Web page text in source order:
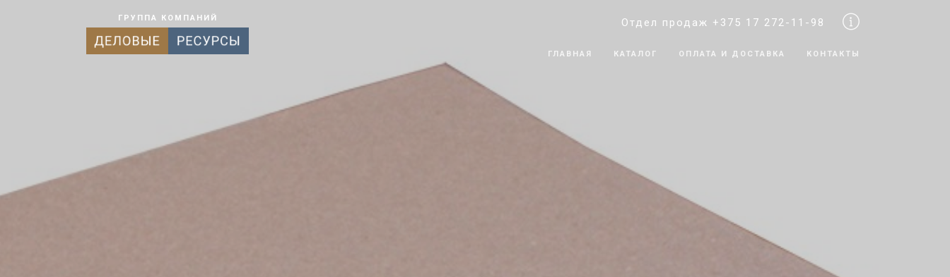
ГРУППА КОМПАНИЙ Отдел продаж +375 17 272-11-98
ГЛАВНАЯ КАТАЛОГ ОПЛАТА И ДОСТАВКА КОНТАКТЫ